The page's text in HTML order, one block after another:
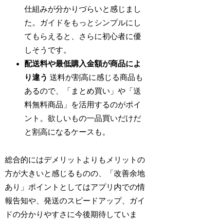
仕組みが分かりづらいと感じまし
た。ガイドをもっとシンプルにし
てもらえると、さらに初心者に優
しそうです。
配送料や最低購入金額が商品によ
り違う 送料が割高に感じる商品も
あるので、「まとめ買い」や「送
料無料商品」を活用するのがポイ
ント。欲しいもの一品買いだけだ
と割高になるケースも。
総合的にはデメリットよりもメリットの
方が大きいと感じるものの、「改善余地
あり」ポイントとしてはアプリ内での情
報告知や、発送のスピードアップ、ガイ
ドの分かりやすさに今後期待していま